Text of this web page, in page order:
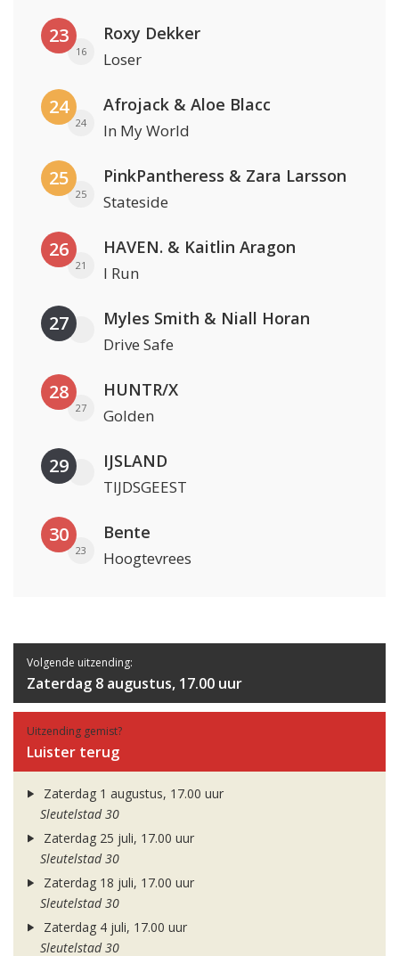
23
16
Roxy Dekker
Loser
24
24
Afrojack & Aloe Blacc
In My World
25
25
PinkPantheress & Zara Larsson
Stateside
26
21
HAVEN. & Kaitlin Aragon
I Run
27 Myles Smith & Niall Horan
Drive Safe
28
27
HUNTR/X
Golden
29 IJSLAND
TIJDSGEEST
30
23
Bente
Hoogtevrees
Volgende uitzending:
Zaterdag 8 augustus, 17.00 uur
Uitzending gemist?
Luister terug
Zaterdag 1 augustus, 17.00 uur
Sleutelstad 30
Zaterdag 25 juli, 17.00 uur
Sleutelstad 30
Zaterdag 18 juli, 17.00 uur
Sleutelstad 30
Zaterdag 4 juli, 17.00 uur
Sleutelstad 30